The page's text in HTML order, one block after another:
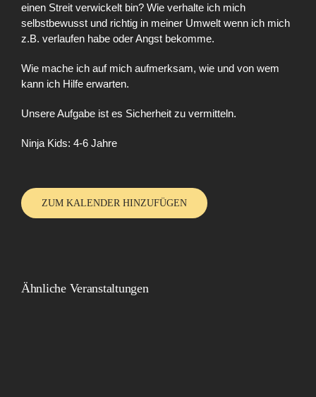
einen Streit verwickelt bin? Wie verhalte ich mich
selbstbewusst und richtig in meiner Umwelt wenn ich mich
z.B. verlaufen habe oder Angst bekomme.
Wie mache ich auf mich aufmerksam, wie und von wem
kann ich Hilfe erwarten.
Unsere Aufgabe ist es Sicherheit zu vermitteln.
Ninja Kids: 4-6 Jahre
ZUM KALENDER HINZUFÜGEN
Ähnliche Veranstaltungen